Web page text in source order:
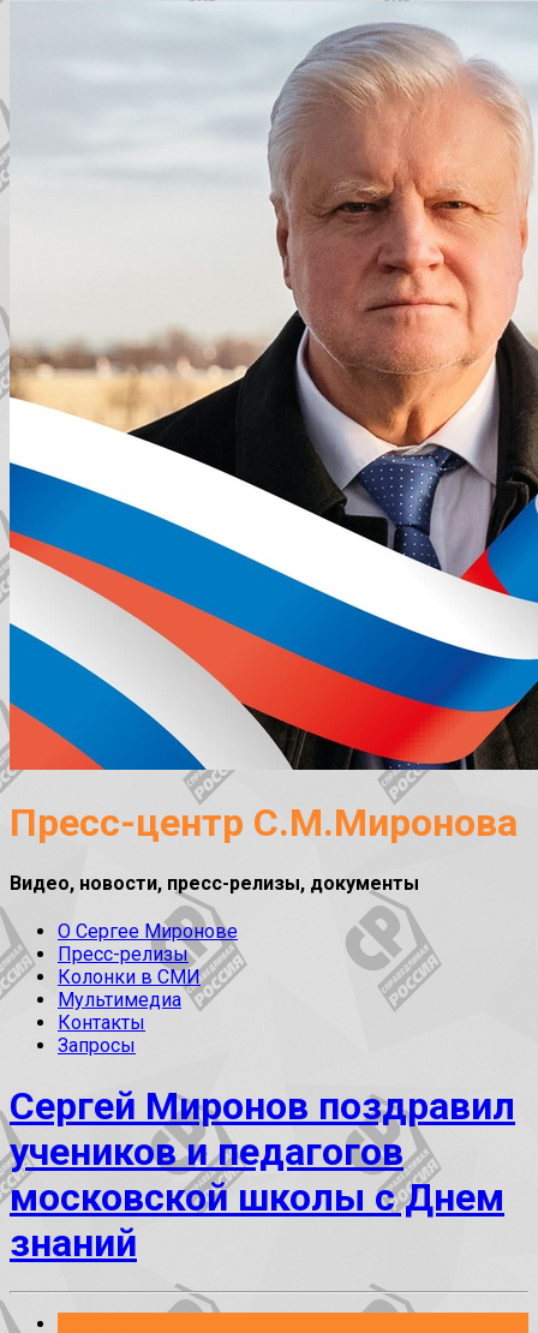
Пресс-центр С.М.Миронова
Видео, новости, пресс-релизы, документы
О Сергее Миронове
Пресс-релизы
Колонки в СМИ
Мультимедиа
Контакты
Запросы
Сергей Миронов поздравил
учеников и педагогов
московской школы с Днем
знаний